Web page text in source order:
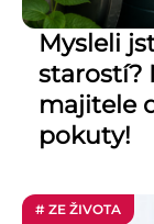
Mysleli
starostí?
majitele
pokuty!
# ZE ŽIVOTA